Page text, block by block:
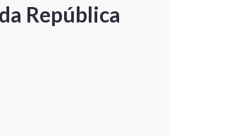
República